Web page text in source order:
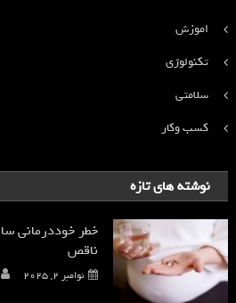
اموزش
تکنولوژی
سلامتی
کسب وکار
نوشته های تازه
خطر خوددرمانی
ناقص
نوامبر 2, 2025